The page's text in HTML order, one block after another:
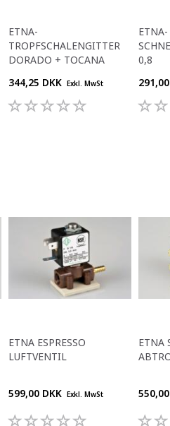
ETNA-
TROPFSCHALENGITTER
DORADO + TOCANA
344,25 DKK Exkl. MwSt
ETNA-
0,8
ETNA ESPRESSO
LUFTVENTIL
599,00 DKK Exkl. MwSt
ETNA